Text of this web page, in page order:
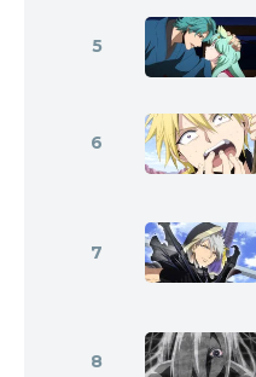
5
6
7
8